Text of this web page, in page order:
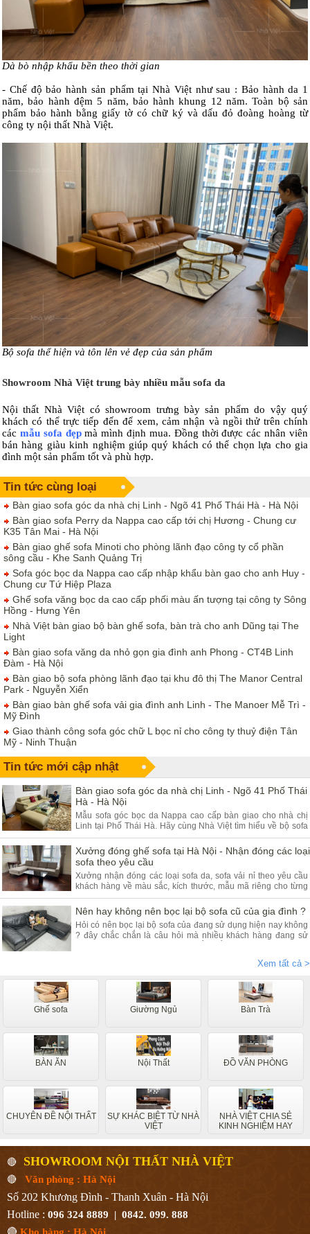
Dà bò nhập khẩu bền theo thời gian
- Chế độ bảo hành sản phẩm tại Nhà Việt như sau : Bảo hành da 1
năm, bảo hành đệm 5 năm, bảo hành khung 12 năm. Toàn bộ sản
phẩm bảo hành bằng giấy tờ có chữ ký và dấu đỏ đoàng hoàng từ
công ty nội thất Nhà Việt.
Bộ sofa thể hiện và tôn lên vẻ đẹp của sản phẩm
Showroom Nhà Việt trung bày nhiều mẫu sofa da
Nội thất Nhà Việt có showroom trưng bày sản phẩm do vậy quý
khách có thể trực tiếp đến để xem, cảm nhận và ngồi thử trên chính
các mẫu sofa đẹpmà mình định mua. Đồng thời được các nhân viên
bán hàng giàu kinh nghiệm giúp quý khách có thể chọn lựa cho gia
đình một sản phẩm tốt và phù hợp.
Tin tức cùng loại
Bàn giao sofa góc da nhà chị Linh - Ngõ 41 Phố Thái Hà - Hà Nội
Bàn giao sofa Perry da Nappa cao cấp tới chị Hương - Chung cư
K35 Tân Mai - Hà Nội
Bàn giao ghế sofa Minoti cho phòng lãnh đạo công ty cổ phần
sông cầu - Khe Sanh Quảng Trị
Sofa góc bọc da Nappa cao cấp nhập khẩu bàn gao cho anh Huy -
Chung cư Tứ Hiệp Plaza
Ghế sofa văng bọc da cao cấp phối màu ấn tượng tại công ty Sông
Hồng - Hưng Yên
Nhà Việt bàn giao bộ bàn ghế sofa, bàn trà cho anh Dũng tại The
Light
Bàn giao sofa văng da nhỏ gọn gia đình anh Phong - CT4B Linh
Đàm - Hà Nội
Bàn giao bộ sofa phòng lãnh đạo tại khu đô thị The Manor Central
Park - Nguyễn Xiển
Bàn giao bàn ghế sofa vải gia đình anh Linh - The Manoer Mễ Trì -
Mỹ Đình
Giao thành công sofa góc chữ L bọc nỉ cho công ty thuỷ điện Tân
Mỹ - Ninh Thuận
Tin tức mới cập nhật
Bàn giao sofa góc da nhà chị Linh - Ngõ 41 Phố Thái
Hà - Hà Nội
Mẫu sofa góc bọc da Nappa cao cấp bàn giao cho nhà chị
Linh tại Phố Thái Hà. Hãy cùng Nhà Việt tìm hiểu về bộ sofa
góc da và ưu điểm của sản phẩm.
Xưởng đóng ghế sofa tại Hà Nội - Nhận đóng các loại
sofa theo yêu cầu
Xưởng nhận đóng các loại sofa da, sofa vải nỉ theo yêu cầu
khách hàng về màu sắc, kích thước, mẫu mã riêng cho từng
khách hàng. Quý khách đang có nhu cầu tìm xưởng sofa hãy
tham khảo bài viết dưới đây.
Nên hay không nên bọc lại bộ sofa cũ của gia đình ?
Hỏi có nên bọc lại bộ sofa của đang sử dụng hiện nay không
? đây chắc chắn là câu hỏi mà nhiều khách hàng đang sử
Xem tất cả >
Ghế sofa Giường Ngủ Bàn Trà
BÀN ĂN Nội Thất ĐỒ VĂN PHÒNG
CHUYÊN ĐỀ NỘI THẤT
SỰ KHÁC BIỆT TỪ NHÀ
VIỆT
NHÀ VIỆT CHIA SẺ
KINH NGHIỆM HAY
🔴 SHOWROOM NỘI THẤT NHÀ VIỆT
🔴 Văn phòng : Hà Nội
Số 202 Khương Đình - Thanh Xuân - Hà Nội
Hotline : 096 324 8889 | 0842. 099. 888